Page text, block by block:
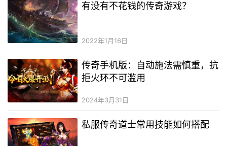
有没有不花钱的传奇游戏？
2022年1月16日
传奇手机版：自动施法需慎重，抗
拒火环不可滥用
2024年3月31日
私服传奇道士常用技能如何搭配